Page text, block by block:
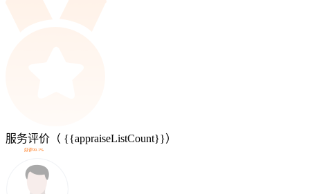
服务评价（ {{appraiseListCount}}）
好评99.1%